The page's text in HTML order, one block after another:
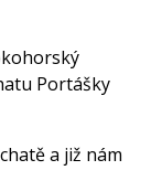
Portášky
a již nám